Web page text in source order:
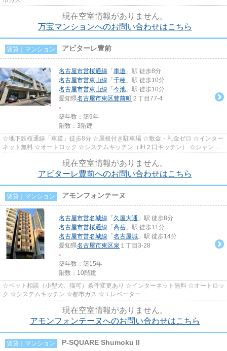
現在空室情報がありません。
万宝マンションへのお問い合わせはこちら
賃貸｜マンション アビターレ豊前
名古屋市営桜通線 「 車道 」駅 徒歩8分
名古屋市営東山線 「 千種 」駅 徒歩10分
名古屋市営東山線 「 今池 」駅 徒歩10分
愛知県名古屋市東区豊前町 ２丁目77-4
-
築年数：築9年
階数：3階建
☆地下鉄桜通線「車道」徒歩8分 ☆屋根付き駐車場 ☆敷金・礼金ゼロ ☆インター
ネット無料 ☆オートロック ☆システムキッチン（IH２口キッチン） ☆シャンプ
現在空室情報がありません。
アビターレ豊前へのお問い合わせはこちら
賃貸｜マンション アモンフォンテーヌ
名古屋市営名城線 「 久屋大通 」駅 徒歩8分
名古屋市営桜通線 「 高岳 」駅 徒歩11分
名古屋市営名城線 「 名古屋城 」駅 徒歩14分
愛知県名古屋市東区泉 １丁目3-28
-
築年数：築15年
階数：10階建
☆ペット相談（小型犬、猫可）条件変更あり ☆インターネット無料 ☆オートロッ
ク ☆システムキッチン ☆都市ガス ☆エレベーター
現在空室情報がありません。
アモンフォンテーヌへのお問い合わせはこちら
賃貸｜マンション P-SQUARE Shumoku II